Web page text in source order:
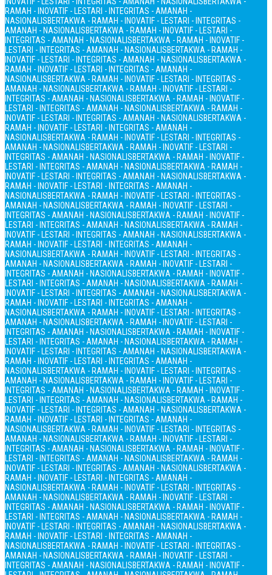
RAMAH - INOVATIF - LESTARI - INTEGRITAS - AMANAH -
NASIONALISBERTAKWA - RAMAH - INOVATIF - LESTARI - INTEGRITAS -
AMANAH - NASIONALISBERTAKWA - RAMAH - INOVATIF - LESTARI -
INTEGRITAS - AMANAH - NASIONALISBERTAKWA - RAMAH - INOVATIF -
LESTARI - INTEGRITAS - AMANAH - NASIONALISBERTAKWA - RAMAH -
INOVATIF - LESTARI - INTEGRITAS - AMANAH - NASIONALISBERTAKWA -
RAMAH - INOVATIF - LESTARI - INTEGRITAS - AMANAH -
NASIONALISBERTAKWA - RAMAH - INOVATIF - LESTARI - INTEGRITAS -
AMANAH - NASIONALISBERTAKWA - RAMAH - INOVATIF - LESTARI -
INTEGRITAS - AMANAH - NASIONALISBERTAKWA - RAMAH - INOVATIF -
LESTARI - INTEGRITAS - AMANAH - NASIONALISBERTAKWA - RAMAH -
INOVATIF - LESTARI - INTEGRITAS - AMANAH - NASIONALISBERTAKWA -
RAMAH - INOVATIF - LESTARI - INTEGRITAS - AMANAH -
NASIONALISBERTAKWA - RAMAH - INOVATIF - LESTARI - INTEGRITAS -
AMANAH - NASIONALISBERTAKWA - RAMAH - INOVATIF - LESTARI -
INTEGRITAS - AMANAH - NASIONALISBERTAKWA - RAMAH - INOVATIF -
LESTARI - INTEGRITAS - AMANAH - NASIONALISBERTAKWA - RAMAH -
INOVATIF - LESTARI - INTEGRITAS - AMANAH - NASIONALISBERTAKWA -
RAMAH - INOVATIF - LESTARI - INTEGRITAS - AMANAH -
NASIONALISBERTAKWA - RAMAH - INOVATIF - LESTARI - INTEGRITAS -
AMANAH - NASIONALISBERTAKWA - RAMAH - INOVATIF - LESTARI -
INTEGRITAS - AMANAH - NASIONALISBERTAKWA - RAMAH - INOVATIF -
LESTARI - INTEGRITAS - AMANAH - NASIONALISBERTAKWA - RAMAH -
INOVATIF - LESTARI - INTEGRITAS - AMANAH - NASIONALISBERTAKWA -
RAMAH - INOVATIF - LESTARI - INTEGRITAS - AMANAH -
NASIONALISBERTAKWA - RAMAH - INOVATIF - LESTARI - INTEGRITAS -
AMANAH - NASIONALISBERTAKWA - RAMAH - INOVATIF - LESTARI -
INTEGRITAS - AMANAH - NASIONALISBERTAKWA - RAMAH - INOVATIF -
LESTARI - INTEGRITAS - AMANAH - NASIONALISBERTAKWA - RAMAH -
INOVATIF - LESTARI - INTEGRITAS - AMANAH - NASIONALISBERTAKWA -
RAMAH - INOVATIF - LESTARI - INTEGRITAS - AMANAH -
NASIONALISBERTAKWA - RAMAH - INOVATIF - LESTARI - INTEGRITAS -
AMANAH - NASIONALISBERTAKWA - RAMAH - INOVATIF - LESTARI -
INTEGRITAS - AMANAH - NASIONALISBERTAKWA - RAMAH - INOVATIF -
LESTARI - INTEGRITAS - AMANAH - NASIONALISBERTAKWA - RAMAH -
INOVATIF - LESTARI - INTEGRITAS - AMANAH - NASIONALISBERTAKWA -
RAMAH - INOVATIF - LESTARI - INTEGRITAS - AMANAH -
NASIONALISBERTAKWA - RAMAH - INOVATIF - LESTARI - INTEGRITAS -
AMANAH - NASIONALISBERTAKWA - RAMAH - INOVATIF - LESTARI -
INTEGRITAS - AMANAH - NASIONALISBERTAKWA - RAMAH - INOVATIF -
LESTARI - INTEGRITAS - AMANAH - NASIONALISBERTAKWA - RAMAH -
INOVATIF - LESTARI - INTEGRITAS - AMANAH - NASIONALISBERTAKWA -
RAMAH - INOVATIF - LESTARI - INTEGRITAS - AMANAH -
NASIONALISBERTAKWA - RAMAH - INOVATIF - LESTARI - INTEGRITAS -
AMANAH - NASIONALISBERTAKWA - RAMAH - INOVATIF - LESTARI -
INTEGRITAS - AMANAH - NASIONALISBERTAKWA - RAMAH - INOVATIF -
LESTARI - INTEGRITAS - AMANAH - NASIONALISBERTAKWA - RAMAH -
INOVATIF - LESTARI - INTEGRITAS - AMANAH - NASIONALISBERTAKWA -
RAMAH - INOVATIF - LESTARI - INTEGRITAS - AMANAH -
NASIONALISBERTAKWA - RAMAH - INOVATIF - LESTARI - INTEGRITAS -
AMANAH - NASIONALISBERTAKWA - RAMAH - INOVATIF - LESTARI -
INTEGRITAS - AMANAH - NASIONALISBERTAKWA - RAMAH - INOVATIF -
LESTARI - INTEGRITAS - AMANAH - NASIONALISBERTAKWA - RAMAH -
INOVATIF - LESTARI - INTEGRITAS - AMANAH - NASIONALISBERTAKWA -
RAMAH - INOVATIF - LESTARI - INTEGRITAS - AMANAH -
NASIONALISBERTAKWA - RAMAH - INOVATIF - LESTARI - INTEGRITAS -
AMANAH - NASIONALISBERTAKWA - RAMAH - INOVATIF - LESTARI -
INTEGRITAS - AMANAH - NASIONALISBERTAKWA - RAMAH - INOVATIF -